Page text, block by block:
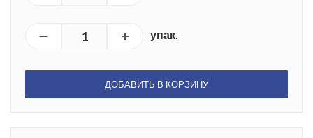
упак.
ДОБАВИТЬ В КОРЗИНУ